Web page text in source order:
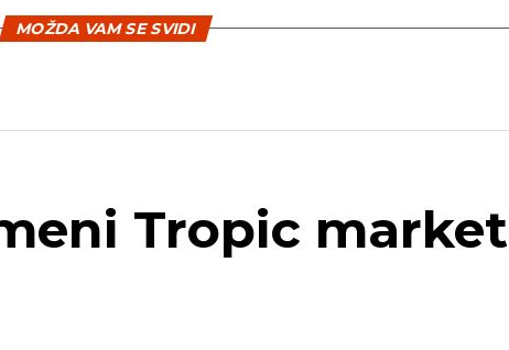
MOŽDA VAM SE SVIDI
Tropic market